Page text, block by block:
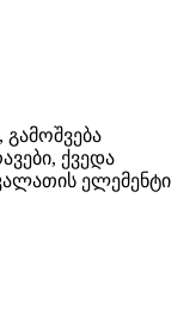
ქვედა
ელემენტი